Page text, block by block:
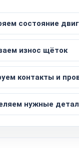
состояние
износ щёток
контакты и
нужные